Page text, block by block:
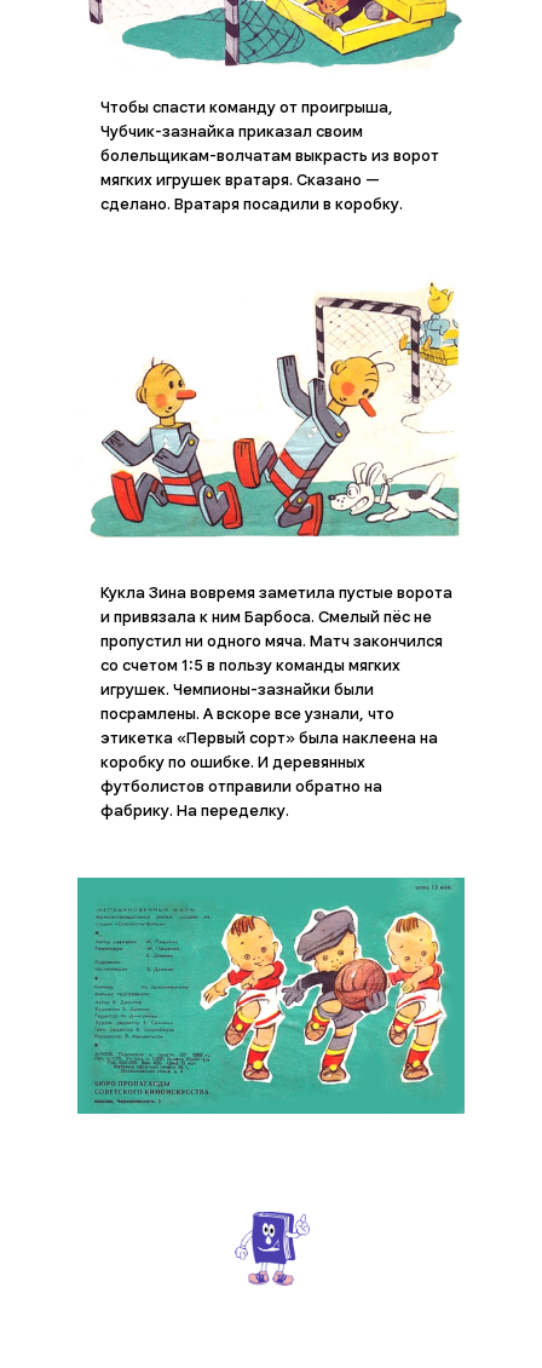
Чтобы спасти команду от проигрыша,
Чубчик-зазнайка приказал своим
болельщикам-волчатам выкрасть из ворот
мягких игрушек вратаря. Сказано —
сделано. Вратаря посадили в коробку.
Кукла Зина вовремя заметила пустые ворота
и привязала к ним Барбоса. Смелый пёс не
пропустил ни одного мяча. Матч закончился
со счетом 1:5 в пользу команды мягких
игрушек. Чемпионы-зазнайки были
посрамлены. А вскоре все узнали, что
этикетка «Первый сорт» была наклеена на
коробку по ошибке. И деревянных
футболистов отправили обратно на
фабрику. На переделку.
© 2026 г. by Umorashka.ru
ИНФОРМАЦИЯ
Согласие на обработку персональных данных
Уведомление о порядке заключения договора
Пользовательское соглашение
Согласие на получение рассылки рекламно-
информационных материалов
Политика конфиденциальности и обработки
персональных данных
Все первичные материалы взятых из открытых источников и не
нарушают авторских прав, за исключением полного контента журналов и
описаний подразделов, которые уникальны и являются собственностью